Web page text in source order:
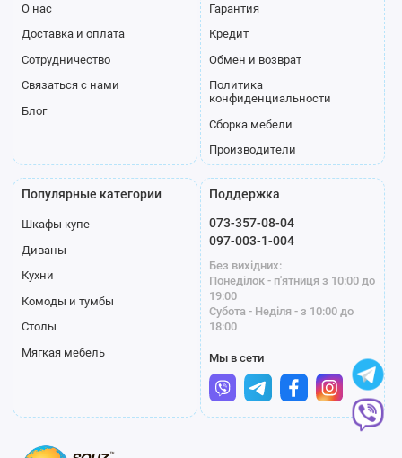
О нас
Доставка и оплата
Сотрудничество
Связаться с нами
Блог
Гарантия
Кредит
Обмен и возврат
Политика
конфиденциальности
Сборка мебели
Производители
Популярные категории
Шкафы купе
Диваны
Кухни
Комоды и тумбы
Столы
Мягкая мебель
Поддержка
073-357-08-04
097-003-1-004
Без вихідних:
Понеділок - п'ятниця з 10:00 до
19:00
Субота - Неділя - з 10:00 до
18:00
Мы в сети